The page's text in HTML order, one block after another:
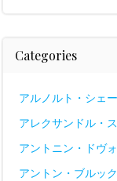
Categories
アルノルト・シェ
アレクサンドル・
アントニン・ドヴ
アントン・ブルッ